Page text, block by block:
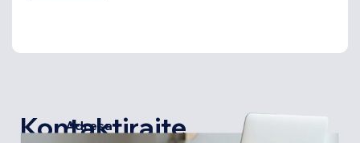
Kontaktirajte
Adresa